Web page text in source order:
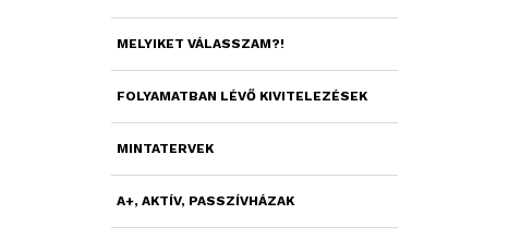
MELYIKET VÁLASSZAM?!
FOLYAMATBAN LÉVŐ KIVITELEZÉSEK
MINTATERVEK
A+, AKTÍV, PASSZÍVHÁZAK